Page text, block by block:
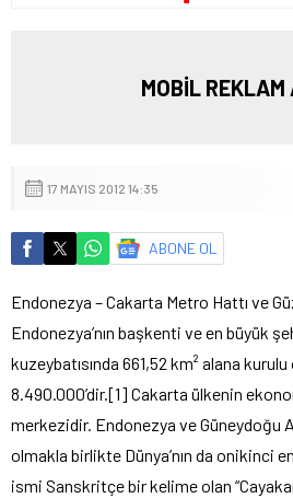
MOBİL
17 MAYIS 2012 14:35
ABONE OL
Endonezya – Cakarta Metro Hattı ve
Endonezya’nın başkenti ve en büyük
kuzeybatısında 661,52 km² alana
8.490.000’dir.[1] Cakarta ülkenin
merkezidir. Endonezya ve Güneydoğu
olmakla birlikte Dünya’nın da onikinci
ismi Sanskritçe bir kelime olan